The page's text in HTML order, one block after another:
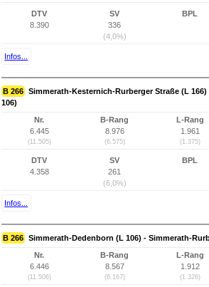
DTV
8.390
SV
336
(4,0%)
BPL
Infos...
B 266 Simmerath-Kesternich-Rurberger Straße (L
106)
Nr.
6.445
(11.505)
B-Rang
8.976
(6.575)
L-Rang
1.961
(1.375)
DTV
4.358
SV
261
(6,0%)
BPL
Infos...
B 266 Simmerath-Dedenborn (L 106) - Simmerath-
Nr.
6.446
(11.506)
B-Rang
8.567
(6.167)
L-Rang
1.912
(1.326)